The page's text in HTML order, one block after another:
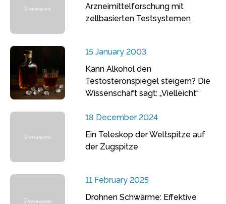
Arzneimittelforschung mit
zellbasierten Testsystemen
15 January 2003
Kann Alkohol den
Testosteronspiegel steigern? Die
Wissenschaft sagt: „Vielleicht“
18 December 2024
Ein Teleskop der Weltspitze auf
der Zugspitze
11 February 2025
Drohnen Schwärme: Effektive